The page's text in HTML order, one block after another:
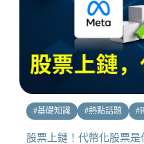
#基礎知識 #熱點話題 #
股票上鏈！代幣化股票